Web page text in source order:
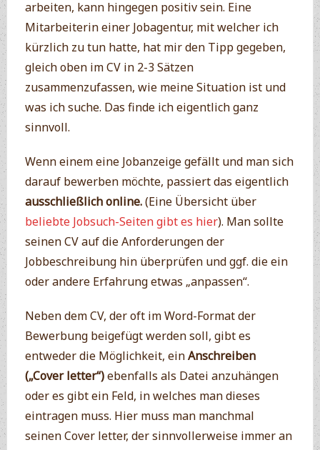
arbeiten, kann hingegen positiv sein. Eine
Mitarbeiterin einer Jobagentur, mit welcher ich
kürzlich zu tun hatte, hat mir den Tipp gegeben,
gleich oben im CV in 2-3 Sätzen
zusammenzufassen, wie meine Situation ist und
was ich suche. Das finde ich eigentlich ganz
sinnvoll.
Wenn einem eine Jobanzeige gefällt und man sich
darauf bewerben möchte, passiert das eigentlich
ausschließlich online.(Eine Übersicht über
beliebte Jobsuch-Seiten gibt es hier). Man sollte
seinen CV auf die Anforderungen der
Jobbeschreibung hin überprüfen und ggf. die ein
oder andere Erfahrung etwas „anpassen“.
Neben dem CV, der oft im Word-Format der
Bewerbung beigefügt werden soll, gibt es
entweder die Möglichkeit, einAnschreiben
(„Cover letter“)ebenfalls als Datei anzuhängen
oder es gibt ein Feld, in welches man dieses
eintragen muss. Hier muss man manchmal
seinen Cover letter, der sinnvollerweise immer an